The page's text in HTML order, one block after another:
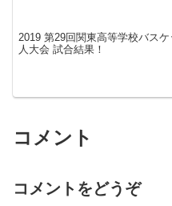
2019 第29回関東高等学校バス
人大会 試合結果！
コメント
コメントをどうぞ